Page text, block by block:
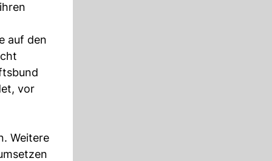
auf den
vor
Weitere